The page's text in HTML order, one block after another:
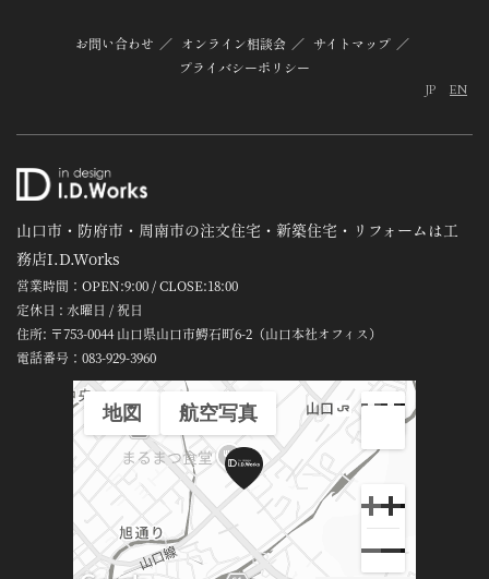
お問い合わせ オンライン相談会
サイトマップ
プライバシーポリシー
JP EN
山口市・防府市・周南市の注文住宅・新築住宅・リフォームは工
務店I.D.Works
営業時間：OPEN:9:00 / CLOSE:18:00
定休日 : 水曜日 / 祝日
住所: 〒753-0044 山口県山口市鰐石町6-2（山口本社オフィス）
電話番号： 083-929-3960
地図 航空写真